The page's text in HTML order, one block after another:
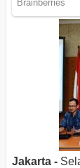
Jakarta -